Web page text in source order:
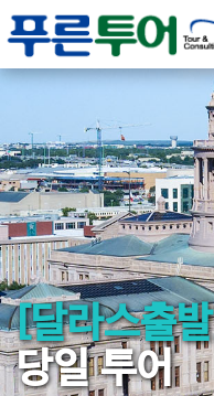
[달라스출
당일 투어